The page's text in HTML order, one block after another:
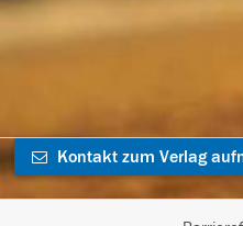
Kontakt zum Verlag